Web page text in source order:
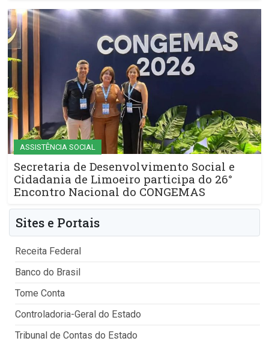
ASSISTÊNCIA SOCIAL
Secretaria de Desenvolvimento Social e
Cidadania de Limoeiro participa do 26°
Encontro Nacional do CONGEMAS
Sites e Portais
Receita Federal
Banco do Brasil
Tome Conta
Controladoria-Geral do Estado
Tribunal de Contas do Estado